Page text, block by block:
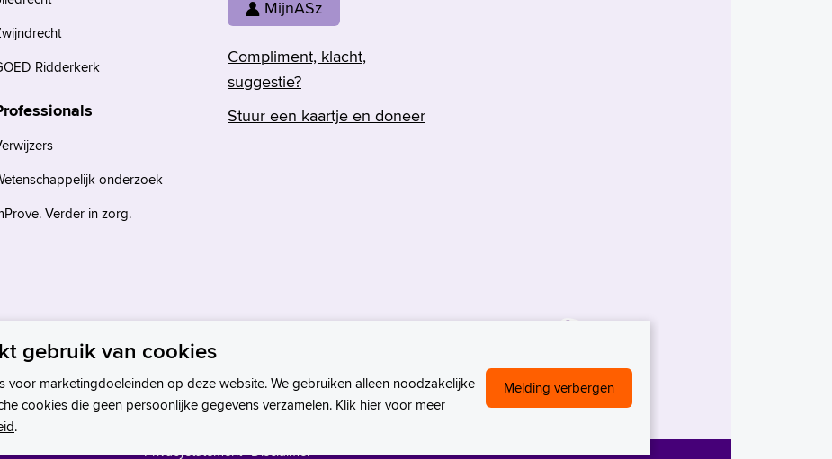
MijnASz
Compliment, klacht,
suggestie?
Stuur een kaartje en doneer
Ridderkerk
onderzoek
Verder in zorg.
Privacystatement Disclaimer
gebruik van cookies
voor marketingdoeleinden op deze website. We gebruiken alleen noodzakelijke
cookies die geen persoonlijke gegevens verzamelen. Klik hier voor meer
.
Melding verbergen